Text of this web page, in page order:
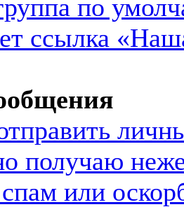
по
ссылка
получаю
или